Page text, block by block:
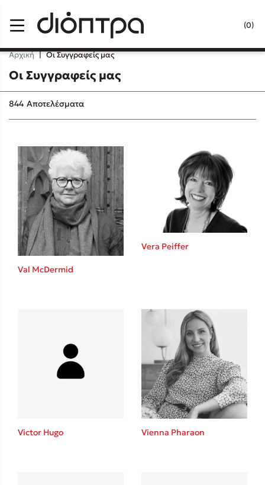
(0)
Κλείσιμο
Δημοφιλή Βιβλία
Lidia Branković
Το ξενοδοχείο των συναισθημάτων
Χάρης Πολίτης
Καθρέφτης
Playlist
Αρχική | Οι Συγγραφείς μας
Οι Συγγραφείς μας
844 Αποτελέσματα
Val McDermid
Vera Peiffer
Victor Hugo Vienna Pharaon